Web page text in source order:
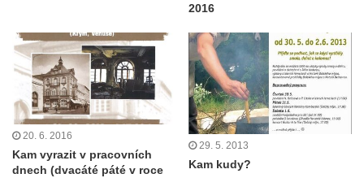
2016
20. 6. 2016
Kam vyrazit v pracovních
dnech (dvacáté páté v roce
29. 5. 2013
Kam kudy?